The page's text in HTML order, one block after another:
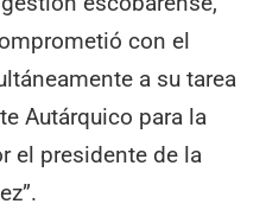
con el
a su tarea
Autárquico para la
el presidente de la